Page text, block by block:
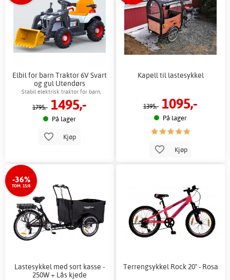
Elbil for barn Traktor 6V Svart
og gul Utendørs
Stabil elektrisk traktor for barn,
innendørs og utendørs lek
1795,- 1495,-
På lager
Kjøp
Kapell til lastesykkel
1395,- 1095,-
På lager
Kjøp
-36%
TOM. 15/8
Lastesykkel med sort kasse -
250W + Lås kjede
Terrengsykkel Rock 20" - Rosa